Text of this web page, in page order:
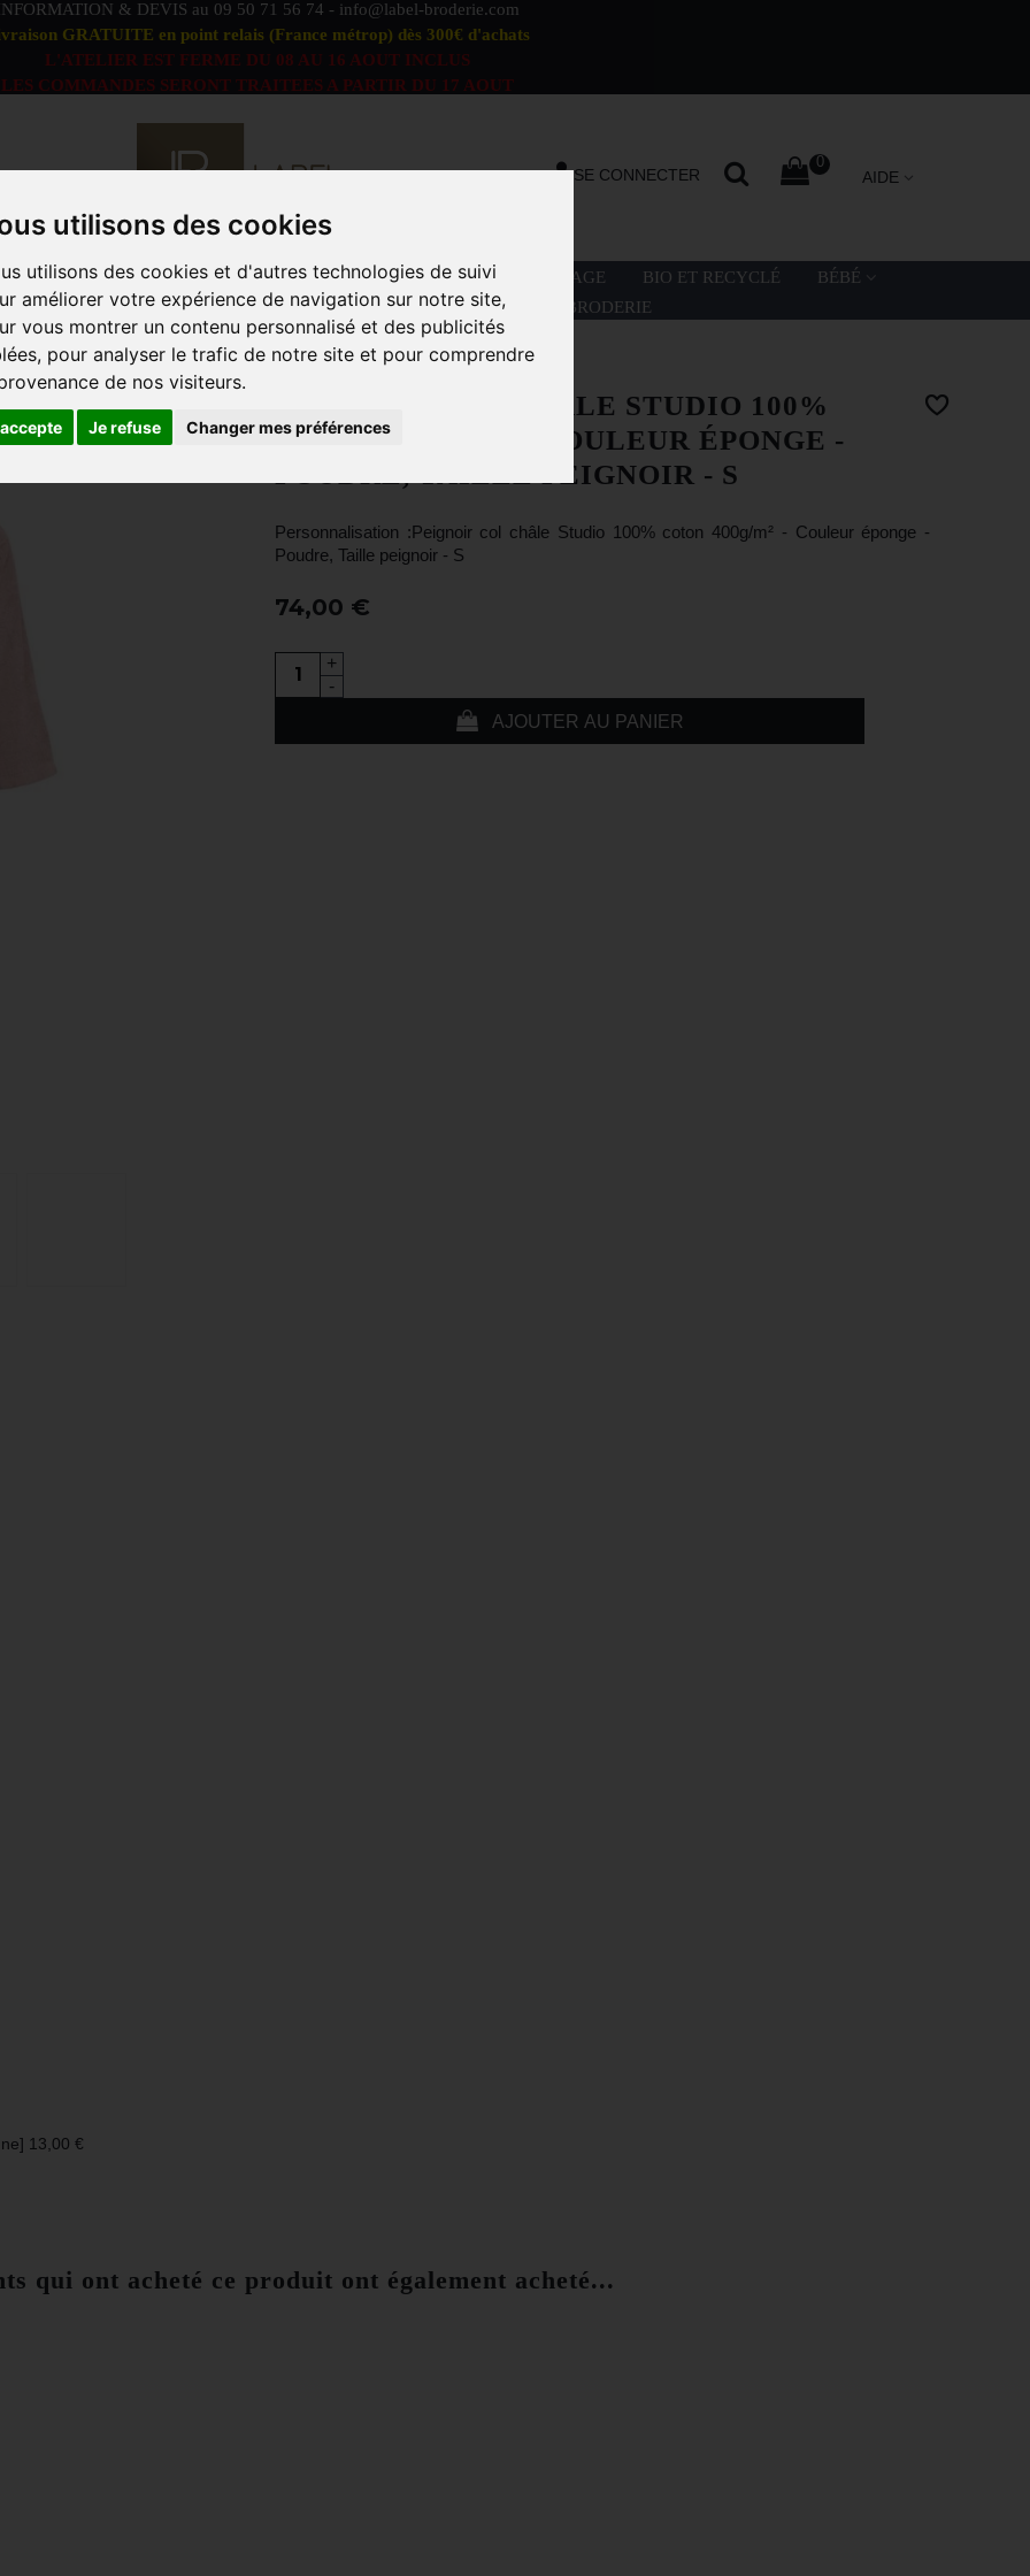
utilisons des cookies
utilisons des cookies et d'autres technologies de suivi
améliorer votre expérience de navigation sur notre site,
vous montrer un contenu personnalisé et des publicités
pour analyser le trafic de notre site et pour comprendre
de nos visiteurs.
Je refuse Changer mes préférences
& DEVIS au 09 50 71 56 74 - info@label-broderie.com
GRATUITE en point relais (France métrop) dès 300€ d'achats
L'ATELIER EST FERME DU 08 AU 16 AOUT INCLUS
LES COMMANDES SERONT TRAITEES A PARTIR DU 17 AOUT
AIDE
0
SE CONNECTER
DÉFAUTS OFFRE PEIGNOIRS DUO LINGE DE BAIN LA PLAGE BIO ET RECYCLÉ
BÉBÉ
MARQUES PROFESSIONNELS ANIMATION BRODERIE
m² - Couleur éponge - Poudre, Taille peignoir - S
PEIGNOIR COL CHÂLE STUDIO 100%
COTON 400G/M² - COULEUR ÉPONGE -
POUDRE, TAILLE PEIGNOIR - S
Personnalisation :Peignoir col châle Studio 100% coton 400g/m² - Couleur éponge -
Poudre, Taille peignoir - S
74,00 €
-
+
AJOUTER AU PANIER
13,00 €
qui ont acheté ce produit ont également acheté...